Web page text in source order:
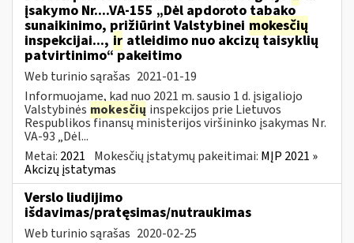
įsakymo Nr....VA-155 „Dėl apdoroto tabako
sunaikinimo, prižiūrint Valstybinei mokesčių
inspekcijai..., ir atleidimo nuo akcizų taisyklių
patvirtinimo“ pakeitimo
Web turinio sąrašas 2021-01-19
Informuojame, kad nuo 2021 m. sausio 1 d. įsigaliojo
Valstybinės mokesčių inspekcijos prie Lietuvos
Respublikos finansų ministerijos viršininko įsakymas Nr.
VA-93 „Dėl...
Metai: 2021 Mokesčių įstatymų pakeitimai: MĮP 2021 »
Akcizų įstatymas
Verslo liudijimo
išdavimas/pratęsimas/nutraukimas
Web turinio sąrašas 2020-02-25